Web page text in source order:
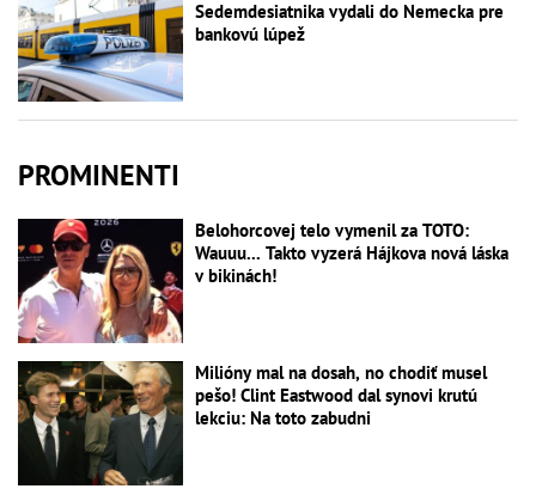
Sedemdesiatnika vydali do Nemecka pre
bankovú lúpež
PROMINENTI
Belohorcovej telo vymenil za TOTO:
Wauuu... Takto vyzerá Hájkova nová láska
v bikinách!
Milióny mal na dosah, no chodiť musel
pešo! Clint Eastwood dal synovi krutú
lekciu: Na toto zabudni